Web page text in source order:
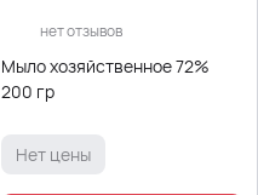
нет отзывов
Мыло хозяйственное 72%
200 гр
Нет цены